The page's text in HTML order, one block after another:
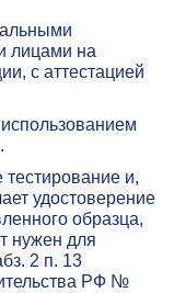
лицами на
с аттестацией
и,
удостоверение
образца,
нужен для
2 п. 13
РФ №